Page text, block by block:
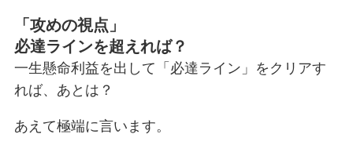
「攻めの視点」
必達ラインを超えれば？
一生懸命利益を出して「必達ライン」をクリアす
れば、あとは？
あえて極端に言います。